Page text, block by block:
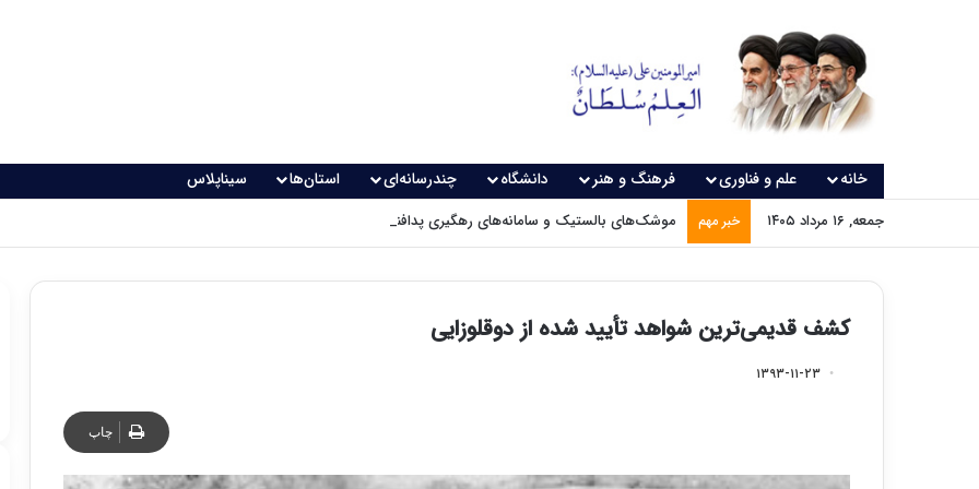
خانه علم و فناوری فرهنگ و هنر دانشگاه چندرسانه‌ای استان‌ها سیناپلاس
جمعه, ۱۶ مرداد ۱۴۰۵ خبر مهم موشک‌های بالستیک و سامانه‌های رهگیری پدافندی چگونه کار می کنند؟
کشف قدیمی‌ترین شواهد تأیید شده از دوقلوزایی
۱۳۹۳-۱۱-۲۳
چاپ